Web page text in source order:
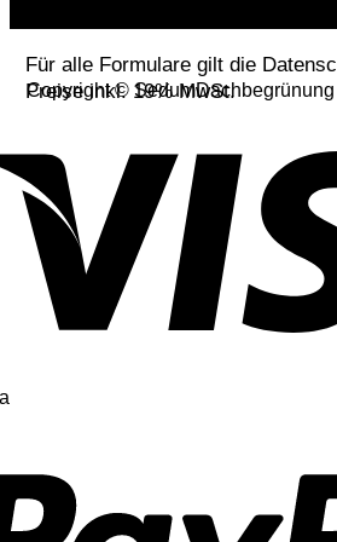
Für alle Formulare gilt die
Preise inkl. 19% MwSt.
Copyright © SedumDachbegrünung